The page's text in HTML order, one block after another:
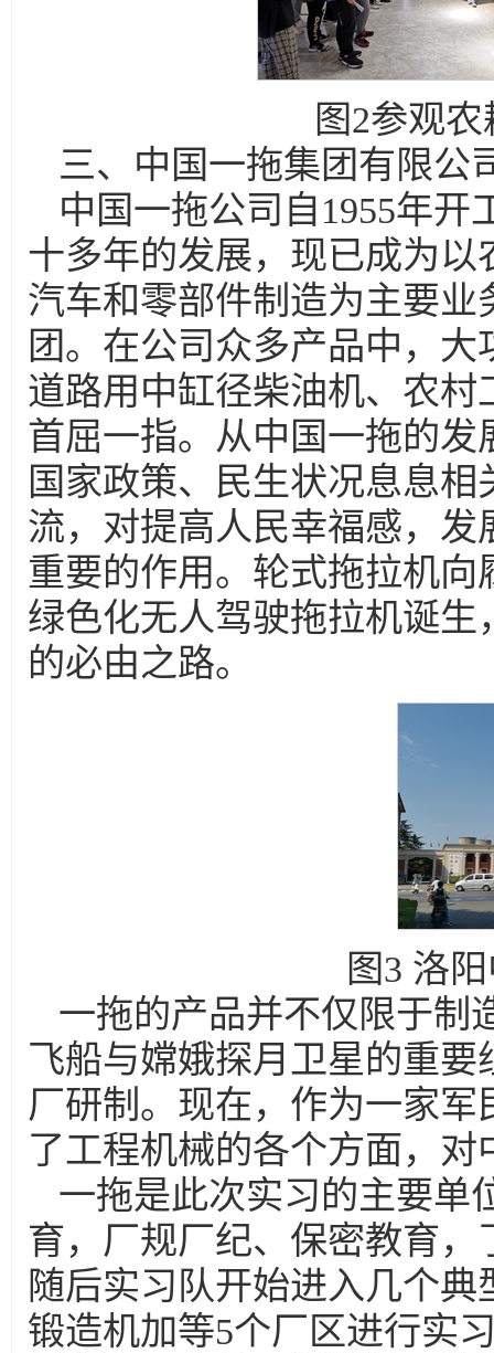
图2参观
三、中国一拖集团有限公
中国一拖公司自1955年开
十多年的发展，现已成为
汽车和零部件制造为主要
团。在公司众多产品中，
道路用中缸径柴油机、农
首屈一指。从中国一拖的
国家政策、民生状况息息
流，对提高人民幸福感，
重要的作用。轮式拖拉机
绿色化无人驾驶拖拉机诞
的必由之路。
图3 洛
一拖的产品并不仅限于制
飞船与嫦娥探月卫星的重
厂研制。现在，作为一家
了工程机械的各个方面，
一拖是此次实习的主要单
育，厂规厂纪、保密教育
随后实习队开始进入几个
锻造机加等5个厂区进行实